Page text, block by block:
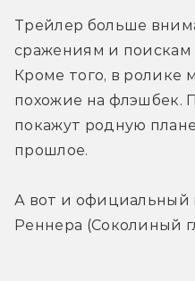
Трейлер больше
сражениям и поискам
Кроме того, в ролике
похожие на флэшбек.
покажут родную
прошлое.
А вот и официальный
Реннера (Соколиный